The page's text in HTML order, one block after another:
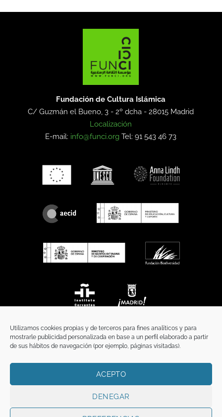
Utilizamos cookies propias y de terceros para fines analíticos y para
mostrarle publicidad personalizada en base a un perfil elaborado a partir
de sus hábitos de navegación (por ejemplo, páginas visitadas).
ACEPTO
DENEGAR
Fundación de Cultura Islámica
C/ Guzmán el Bueno, 3 - 2º dcha -28015 Madrid
Localización
E-mail: info@funci.org Tel: 91 543 46 73
TÉRMINOS Y CONDICIONES
Copyright 2026 ©FunciFUNCI es titular de los derechos de propiedad